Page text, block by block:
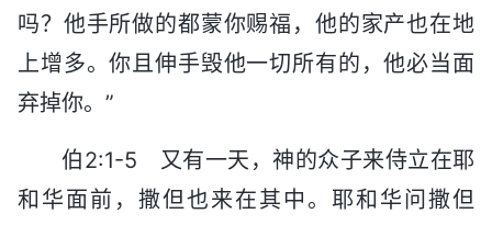
吗？他手所做的都蒙你赐福，他的家产也在地
上增多。你且伸手毁他一切所有的，他必当面
弃掉你。”
伯2:1-5 又有一天，神的众子来侍立在耶
和华面前，撒但也来在其中。耶和华问撒但